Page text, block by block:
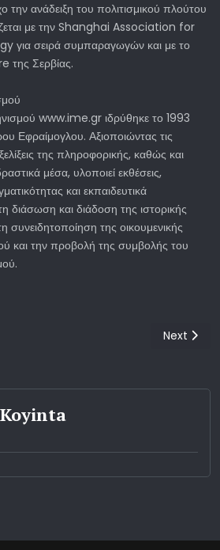
την ανάδειξη του πολιτισμικού πλούτου
με την Shanghai Association for
σειρά συμπαραγωγών και με το
Σερβίας.
www.ime.gr ιδρύθηκε το 1993
Εφραίμογλου. Αξιοποιώντας τις
της πληροφορικής, καθώς και
μέσα, υλοποιεί εκθέσεις,
και εκπαιδευτικά
διάσωση και διάδοση της ιστορικής
συνειδητοποίηση της οικουμενικής
και την προβολή της συμβολής του
ΑΝΑΤΡΟΠΕΣ Next
Next
Koyinta